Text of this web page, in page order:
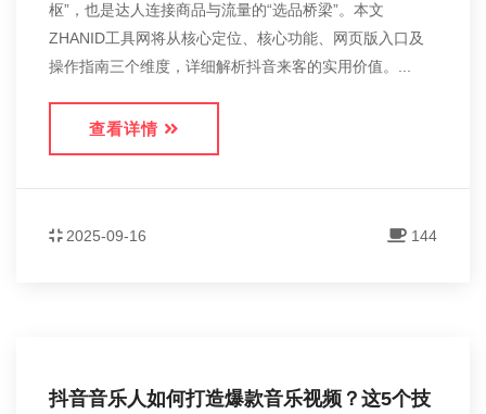
枢”，也是达人连接商品与流量的“选品桥梁”。本文
ZHANID工具网将从核心定位、核心功能、网页版入口及
操作指南三个维度，详细解析抖音来客的实用价值。...
查看详情
2025-09-16 144
抖音音乐人如何打造爆款音乐视频？这5个技